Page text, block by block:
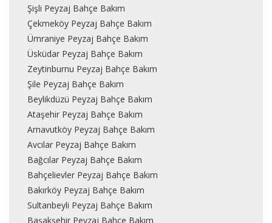
Şişli Peyzaj Bahçe Bakım
Çekmeköy Peyzaj Bahçe Bakım
Ümraniye Peyzaj Bahçe Bakım
Üsküdar Peyzaj Bahçe Bakım
Zeytinburnu Peyzaj Bahçe Bakım
Şile Peyzaj Bahçe Bakım
Beylikdüzü Peyzaj Bahçe Bakım
Ataşehir Peyzaj Bahçe Bakım
Arnavutköy Peyzaj Bahçe Bakım
Avcılar Peyzaj Bahçe Bakım
Bağcılar Peyzaj Bahçe Bakım
Bahçelievler Peyzaj Bahçe Bakım
Bakırköy Peyzaj Bahçe Bakım
Sultanbeyli Peyzaj Bahçe Bakım
Başakşehir Peyzaj Bahçe Bakım